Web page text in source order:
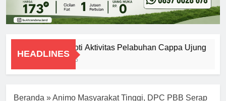
HEADLINES
DPRD Soroti Aktivitas Pelabuhan Cappa Ujung
Beranda »Animo Masyarakat Tinggi, DPC PBB Serap